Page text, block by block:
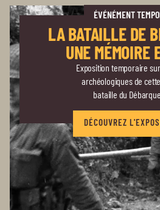
ÉVÉNÉMENT
LA BATAILLE DE
UNE MÉMOIRE
Exposition temporaire
archéologiques de
bataille du
DÉCOUVREZ